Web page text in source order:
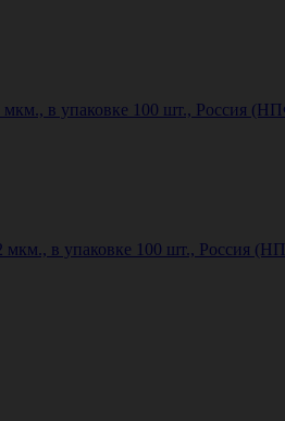
мкм., в упаковке 100 шт., Россия
мкм., в упаковке 100 шт., Россия